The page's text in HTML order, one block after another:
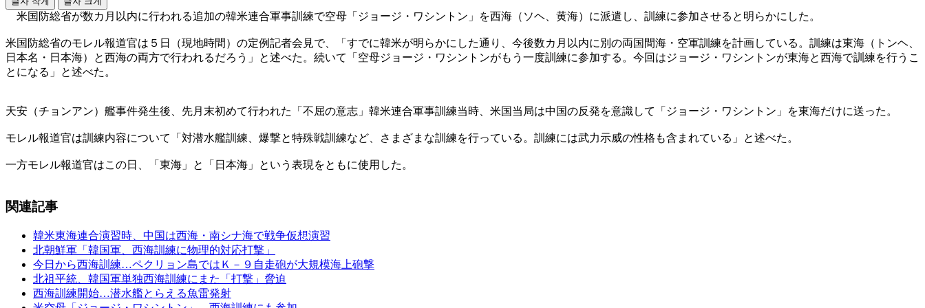
米国防総省が数カ月以内に行われる追加の韓米連合軍事訓練で空母「ジョージ・ワシントン」を西海（ソヘ、黄海）に派遣し、訓練に参加させると明らかにした。
米国防総省のモレル報道官は５日（現地時間）の定例記者会見で、「すでに韓米が明らかにした通り、今後数カ月以内に別の両国間海・空軍訓練を計画している。訓練は東海（トンヘ、
日本名・日本海）と西海の両方で行われるだろう」と述べた。続いて「空母ジョージ・ワシントンがもう一度訓練に参加する。今回はジョージ・ワシントンが東海と西海で訓練を行うこ
とになる」と述べた。
天安（チョンアン）艦事件発生後、先月末初めて行われた「不屈の意志」韓米連合軍事訓練当時、米国当局は中国の反発を意識して「ジョージ・ワシントン」を東海だけに送った。
モレル報道官は訓練内容について「対潜水艦訓練、爆撃と特殊戦訓練など、さまざまな訓練を行っている。訓練には武力示威の性格も含まれている」と述べた。
一方モレル報道官はこの日、「東海」と「日本海」という表現をともに使用した。
関連記事
韓米東海連合演習時、中国は西海・南シナ海で戦争仮想演習
北朝鮮軍「韓国軍、西海訓練に物理的対応打撃」
今日から西海訓練…ペクリョン島ではＫ－９自走砲が大規模海上砲撃
北祖平統、韓国軍単独西海訓練にまた「打撃」脅迫
西海訓練開始…潜水艦とらえる魚雷発射